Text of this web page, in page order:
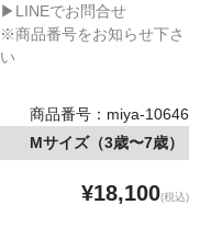
▶LINEでお問合せ
※商品番号をお知らせ下さ
い
商品番号：miya-10646
Mサイズ（3歳〜7歳）
¥18,100(税込)